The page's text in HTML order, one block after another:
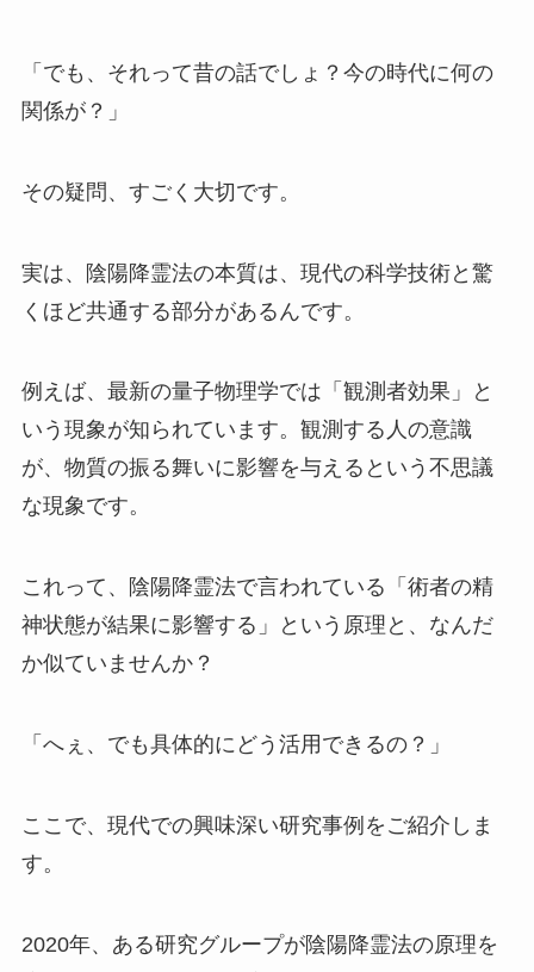
「でも、それって昔の話でしょ？今の時代に何の
関係が？」
その疑問、すごく大切です。
実は、陰陽降霊法の本質は、現代の科学技術と驚
くほど共通する部分があるんです。
例えば、最新の量子物理学では「観測者効果」と
いう現象が知られています。観測する人の意識
が、物質の振る舞いに影響を与えるという不思議
な現象です。
これって、陰陽降霊法で言われている「術者の精
神状態が結果に影響する」という原理と、なんだ
か似ていませんか？
「へぇ、でも具体的にどう活用できるの？」
ここで、現代での興味深い研究事例をご紹介しま
す。
2020年、ある研究グループが陰陽降霊法の原理を